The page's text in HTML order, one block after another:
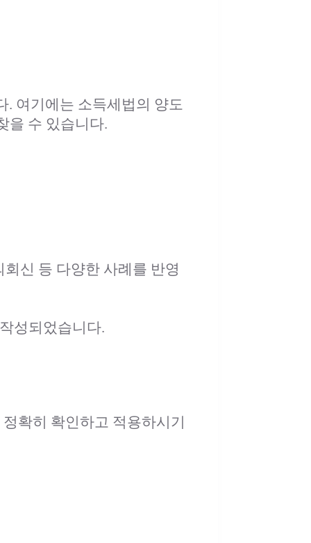
. 여기에는 소득세법의 양도
을 수 있습니다.
신 등 다양한 사례를 반영
성되었습니다.
확히 확인하고 적용하시기